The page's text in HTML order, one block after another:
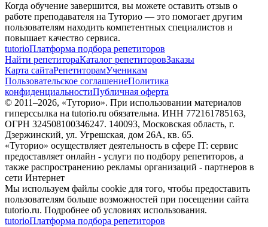
Когда обучение завершится, вы можете оставить отзыв о
работе преподавателя на Туторио — это помогает другим
пользователям находить компетентных специалистов и
повышает качество сервиса.
tutorioПлатформа подбора репетиторов
Найти репетитораКаталог репетиторовЗаказы
Карта сайтаРепетиторамУченикам
Пользовательское соглашениеПолитика
конфиденциальностиПубличная оферта
© 2011–2026, «Туторио». При использовании материалов
гиперссылка на tutorio.ru обязательна. ИНН 772161785163,
ОГРН 324508100346247. 140093, Московская область, г.
Дзержинский, ул. Угрешская, дом 26А, кв. 65.
«Туторио» осуществляет деятельность в сфере IT: сервис
предоставляет онлайн - услуги по подбору репетиторов, а
также распространению рекламы организаций - партнеров в
сети Интернет
Мы используем файлы cookie для того, чтобы предоставить
пользователям больше возможностей при посещении сайта
tutorio.ru. Подробнее об условиях использования.
tutorioПлатформа подбора репетиторов